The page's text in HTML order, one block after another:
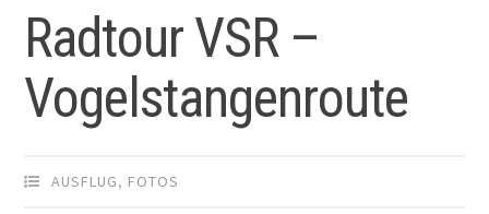
Radtour VSR –
Vogelstangenroute
AUSFLUG, FOTOS